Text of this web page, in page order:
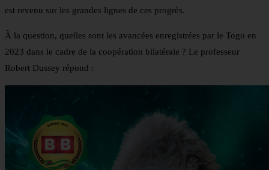
est revenu sur les grandes lignes de ces progrès.
À la question, quelles sont les avancées enregistrées par le Togo en
2023 dans le cadre de la coopération bilatérale ? Le professeur
Robert Dussey répond :